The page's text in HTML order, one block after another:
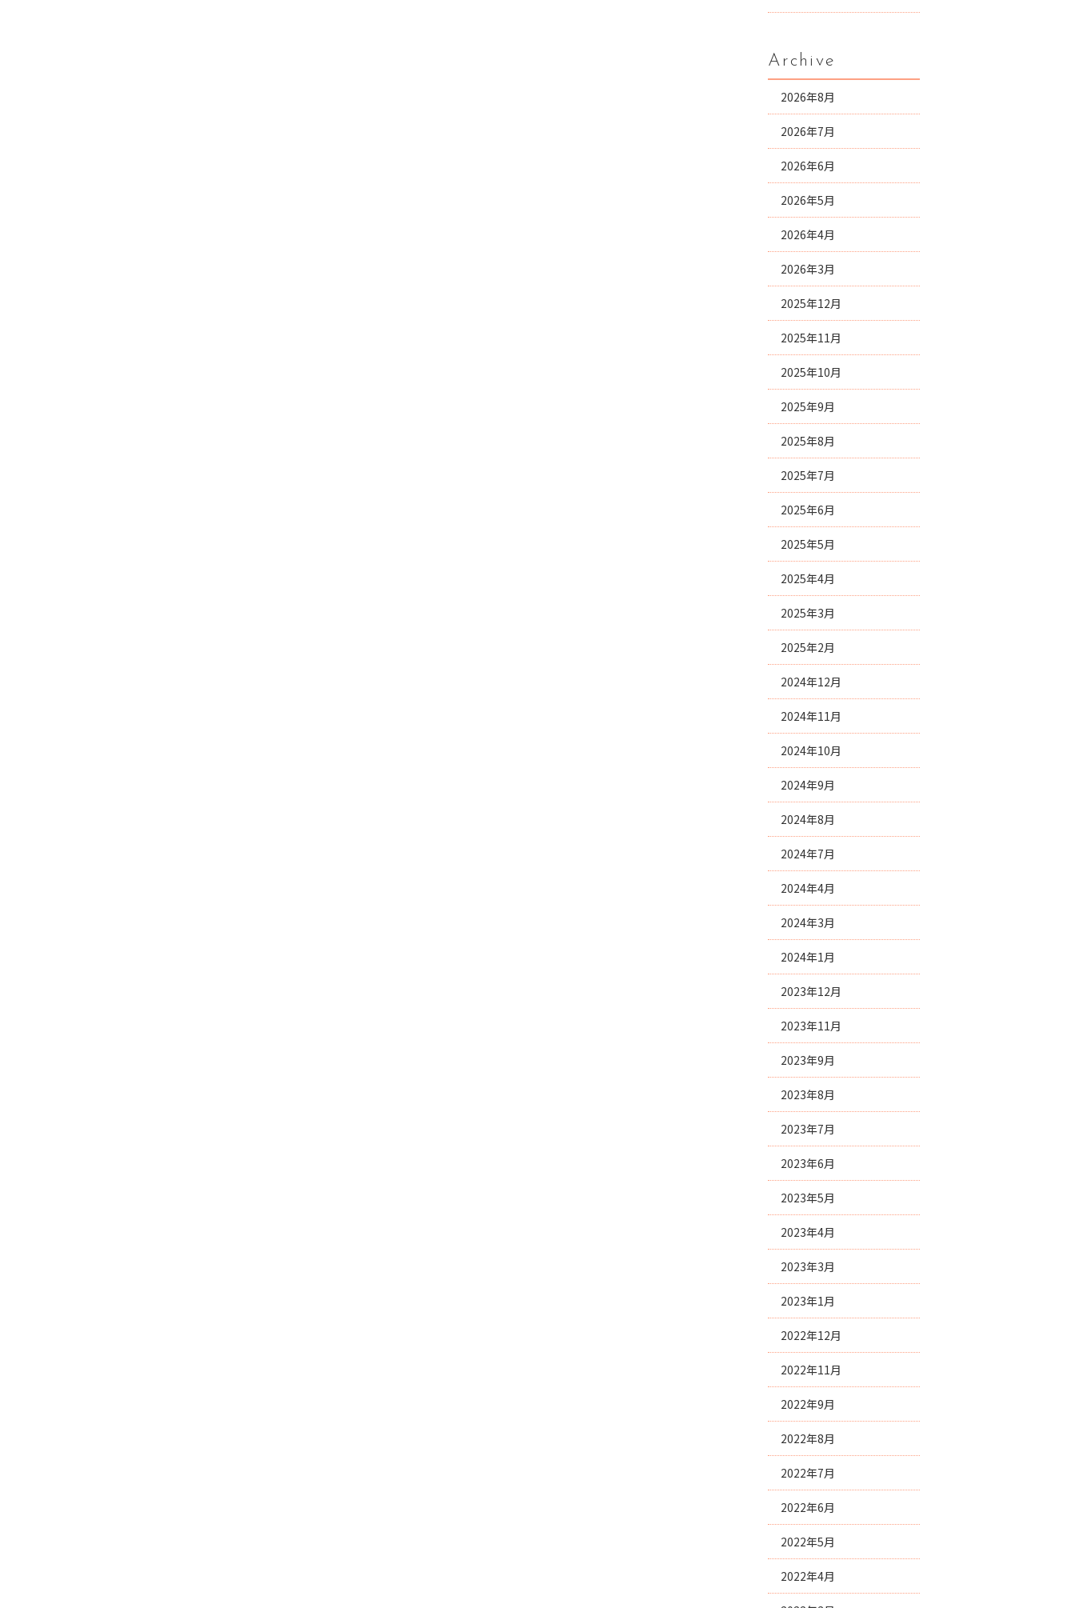
Archive
2026年8月
2026年7月
2026年6月
2026年5月
2026年4月
2026年3月
2025年12月
2025年11月
2025年10月
2025年9月
2025年8月
2025年7月
2025年6月
2025年5月
2025年4月
2025年3月
2025年2月
2024年12月
2024年11月
2024年10月
2024年9月
2024年8月
2024年7月
2024年4月
2024年3月
2024年1月
2023年12月
2023年11月
2023年9月
2023年8月
2023年7月
2023年6月
2023年5月
2023年4月
2023年3月
2023年1月
2022年12月
2022年11月
2022年9月
2022年8月
2022年7月
2022年6月
2022年5月
2022年4月